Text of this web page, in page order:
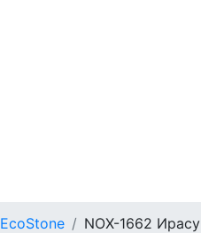
EcoStone NOX-1662 Ирасу